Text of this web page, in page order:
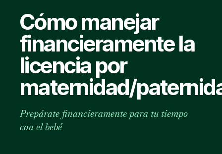
Cómo manejar
financieramente la
licencia por
maternidad/
Prepárate financieramente para tu tiempo
con el bebé